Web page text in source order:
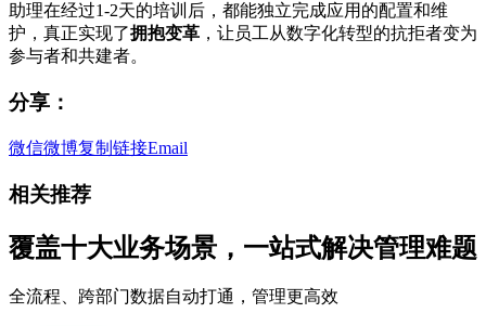
助理在经过1-2天的培训后，都能独立完成应用的配置和维
护，真正实现了拥抱变革 ，让员工从数字化转型的抗拒者变为
参与者和共建者。
分享：
微信微博复制链接Email
相关推荐
覆盖十大业务场景，一站式解决管理难题
全流程、跨部门数据自动打通，管理更高效